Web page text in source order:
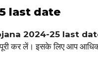
last date
2024-25 last
कर लें। इसके लिए आप